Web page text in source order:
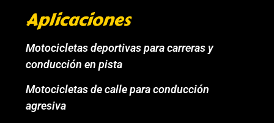
Aplicaciones
Motocicletas deportivas para carreras y
conducción en pista
Motocicletas de calle para conducción
agresiva